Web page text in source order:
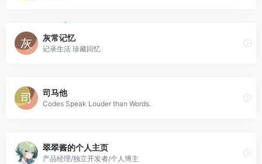
灰常记忆
记录生活 珍藏回忆
司马他
Codes Speak Louder than Words.
翠翠酱的个人主页
产品经理/独立开发者/个人博主